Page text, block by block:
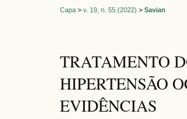
Capa > v. 19, n. 55 (2022) > Savian
TRATAMENTO
HIPERTENSÃO
EVIDÊNCIAS